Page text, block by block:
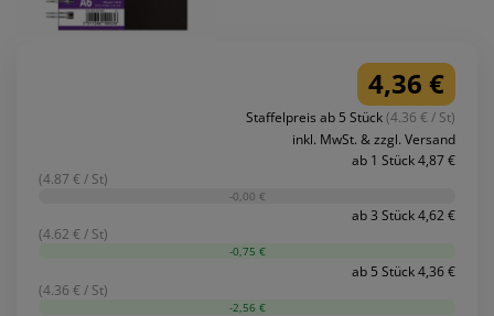
4,36 €
Staffelpreis ab 5 Stück(4.36 € / St)
inkl. MwSt. & zzgl. Versand
ab 1 Stück 4,87 €
(4.87 € / St)
-0,00 €
ab 3 Stück 4,62 €
(4.62 € / St)
-0,75 €
ab 5 Stück 4,36 €
(4.36 € / St)
-2,56 €